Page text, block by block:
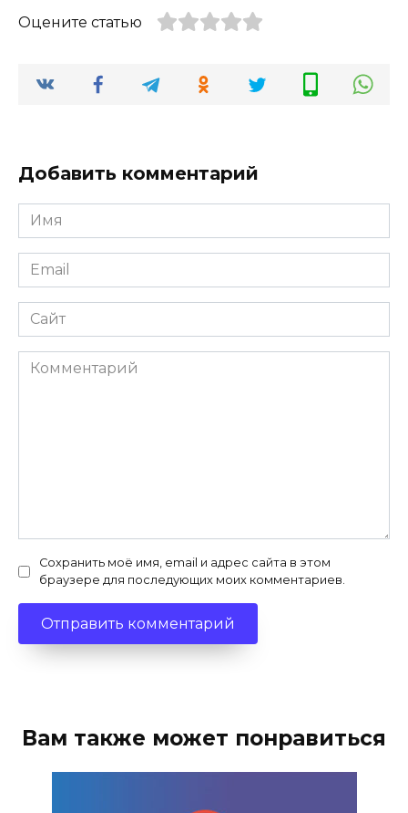
Оцените статью
Добавить комментарий
Имя
*
Email
*
Сайт
Комментарий
Сохранить моё имя, email и адрес сайта в этом
браузере для последующих моих комментариев.
Вам также может понравиться